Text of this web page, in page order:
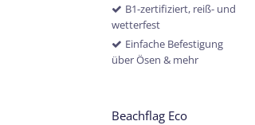
B1-zertifiziert, reiß- und
wetterfest
Einfache Befestigung
über Ösen & mehr
Beachflag Eco